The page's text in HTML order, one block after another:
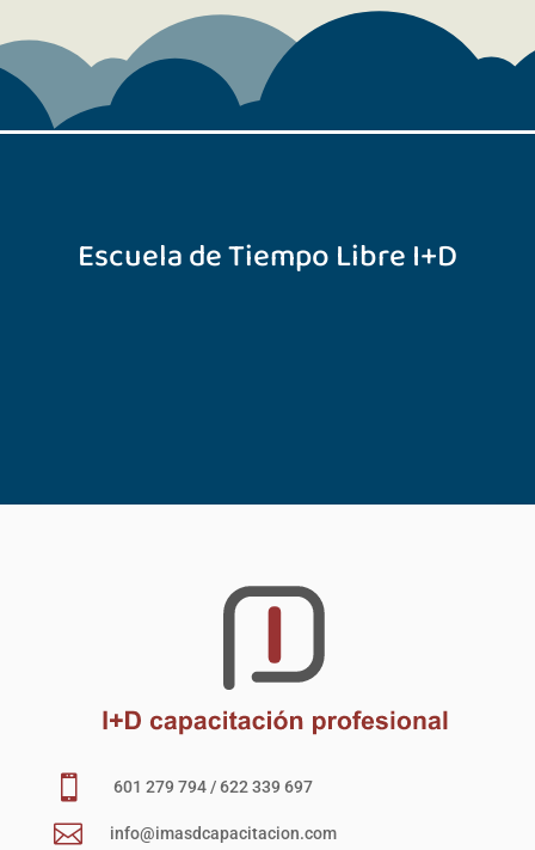
Escuela de Tiempo Libre I+D
 601 279 794 / 622 339 697
 info@imasdcapacitacion.com